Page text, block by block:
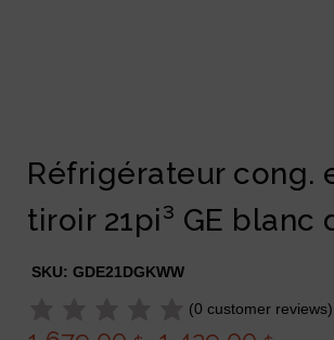
Réfrigérateur cong.
tiroir 21pi³ GE blanc
SKU: GDE21DGKWW
(0 customer reviews)